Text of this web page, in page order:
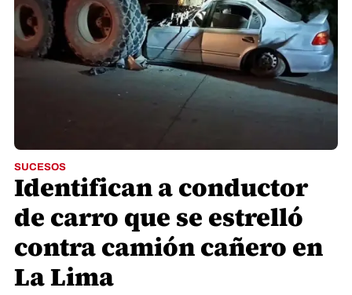
SUCESOS
Identifican a conductor
de carro que se estrelló
contra camión cañero en
La Lima